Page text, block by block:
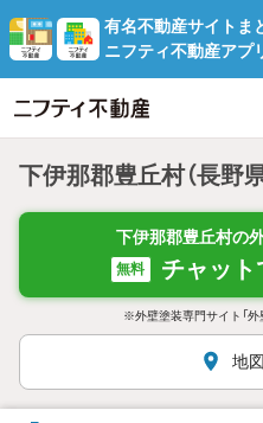
有名不動産サイトま
ニフティ不動産アプ
下伊那郡豊丘村（長野
下伊那郡豊丘村の
無料 チャット
※外壁塗装専門サイト「外
地